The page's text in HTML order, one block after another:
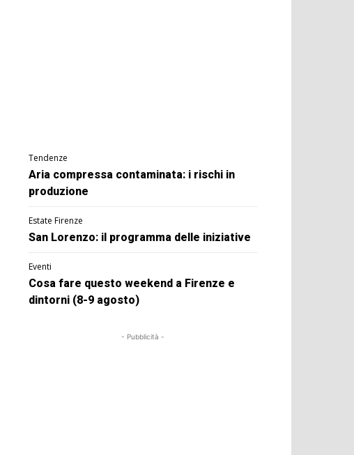
Tendenze
Aria compressa contaminata: i rischi in
produzione
Estate Firenze
San Lorenzo: il programma delle iniziative
Eventi
Cosa fare questo weekend a Firenze e
dintorni (8-9 agosto)
- Pubblicità -